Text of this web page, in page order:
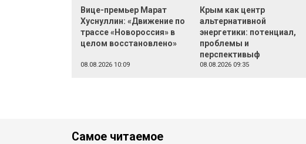
Вице-премьер Марат
Хуснуллин: «Движение по
трассе «Новороссия» в
целом восстановлено»
08.08.2026 10:09
Крым как центр
альтернативной
энергетики: потенциал,
проблемы и
перспективыф
08.08.2026 09:35
Самое читаемое